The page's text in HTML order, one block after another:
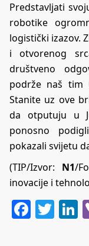
Predstavljati
robotike
logistički izazov.
i otvorenog
društveno
podrže naš tim
Stanite uz ove
da otputuju u
ponosno
pokazali svijetu
(TIP/Izvor: N1/
inovacije i